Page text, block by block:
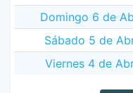
Domingo 6 de
Sábado 5 de
Viernes 4 de